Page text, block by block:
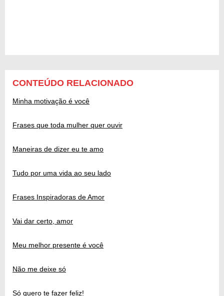
CONTEÚDO RELACIONADO
Minha motivação é você
Frases que toda mulher quer ouvir
Maneiras de dizer eu te amo
Tudo por uma vida ao seu lado
Frases Inspiradoras de Amor
Vai dar certo, amor
Meu melhor presente é você
Não me deixe só
Só quero te fazer feliz!